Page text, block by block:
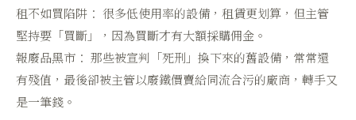
租不如買陷阱： 很多低使用率的設備，租賃更划算，但主管
堅持要「買斷」，因為買斷才有大額採購佣金。
報廢品黑市： 那些被宣判「死刑」換下來的舊設備，常常還
有殘值，最後卻被主管以廢鐵價賣給同流合污的廠商，轉手又
是一筆錢。